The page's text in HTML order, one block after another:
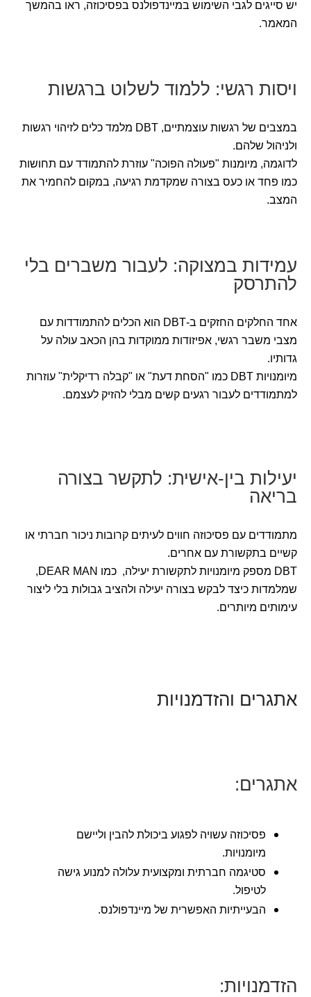
יש סייגים לגבי השימוש במיינדפולנס בפסיכוזה, ראו בהמשך
המאמר.
ויסות רגשי: ללמוד לשלוט ברגשות
במצבים של רגשות עוצמתיים, DBT מלמד כלים לזיהוי רגשות
ולניהול שלהם.
לדוגמה, מיומנות "פעולה הפוכה" עוזרת להתמודד עם תחושות
כמו פחד או כעס בצורה שמקדמת רגיעה, במקום להחמיר את
המצב.
עמידות במצוקה: לעבור משברים בלי
להתרסק
אחד החלקים החזקים ב-DBT הוא הכלים להתמודדות עם
מצבי משבר רגשי, אפיזודות ממוקדות בהן הכאב עולה על
גדותיו.
מיומנויות DBT כמו "הסחת דעת" או "קבלה רדיקלית" עוזרות
למתמודדים לעבור רגעים קשים מבלי להזיק לעצמם.
יעילות בין-אישית: לתקשר בצורה
בריאה
מתמודדים עם פסיכוזה חווים לעיתים קרובות ניכור חברתי או
קשיים בתקשורת עם אחרים.
DBT מספק מיומנויות לתקשורת יעילה, כמו DEAR MAN,
שמלמדות כיצד לבקש בצורה יעילה ולהציב גבולות בלי ליצור
עימותים מיותרים.
אתגרים והזדמנויות
אתגרים:
פסיכוזה עשויה לפגוע ביכולת להבין וליישם
מיומנויות.
סטיגמה חברתית ומקצועית עלולה למנוע גישה
לטיפול.
הבעייתיות האפשרית של מיינדפולנס.
הזדמנויות: